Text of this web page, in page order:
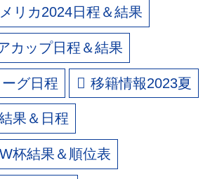
リカ2024日程＆結果
カップ日程＆結果
グ日程 移籍情報2023夏
果＆日程
杯結果＆順位表